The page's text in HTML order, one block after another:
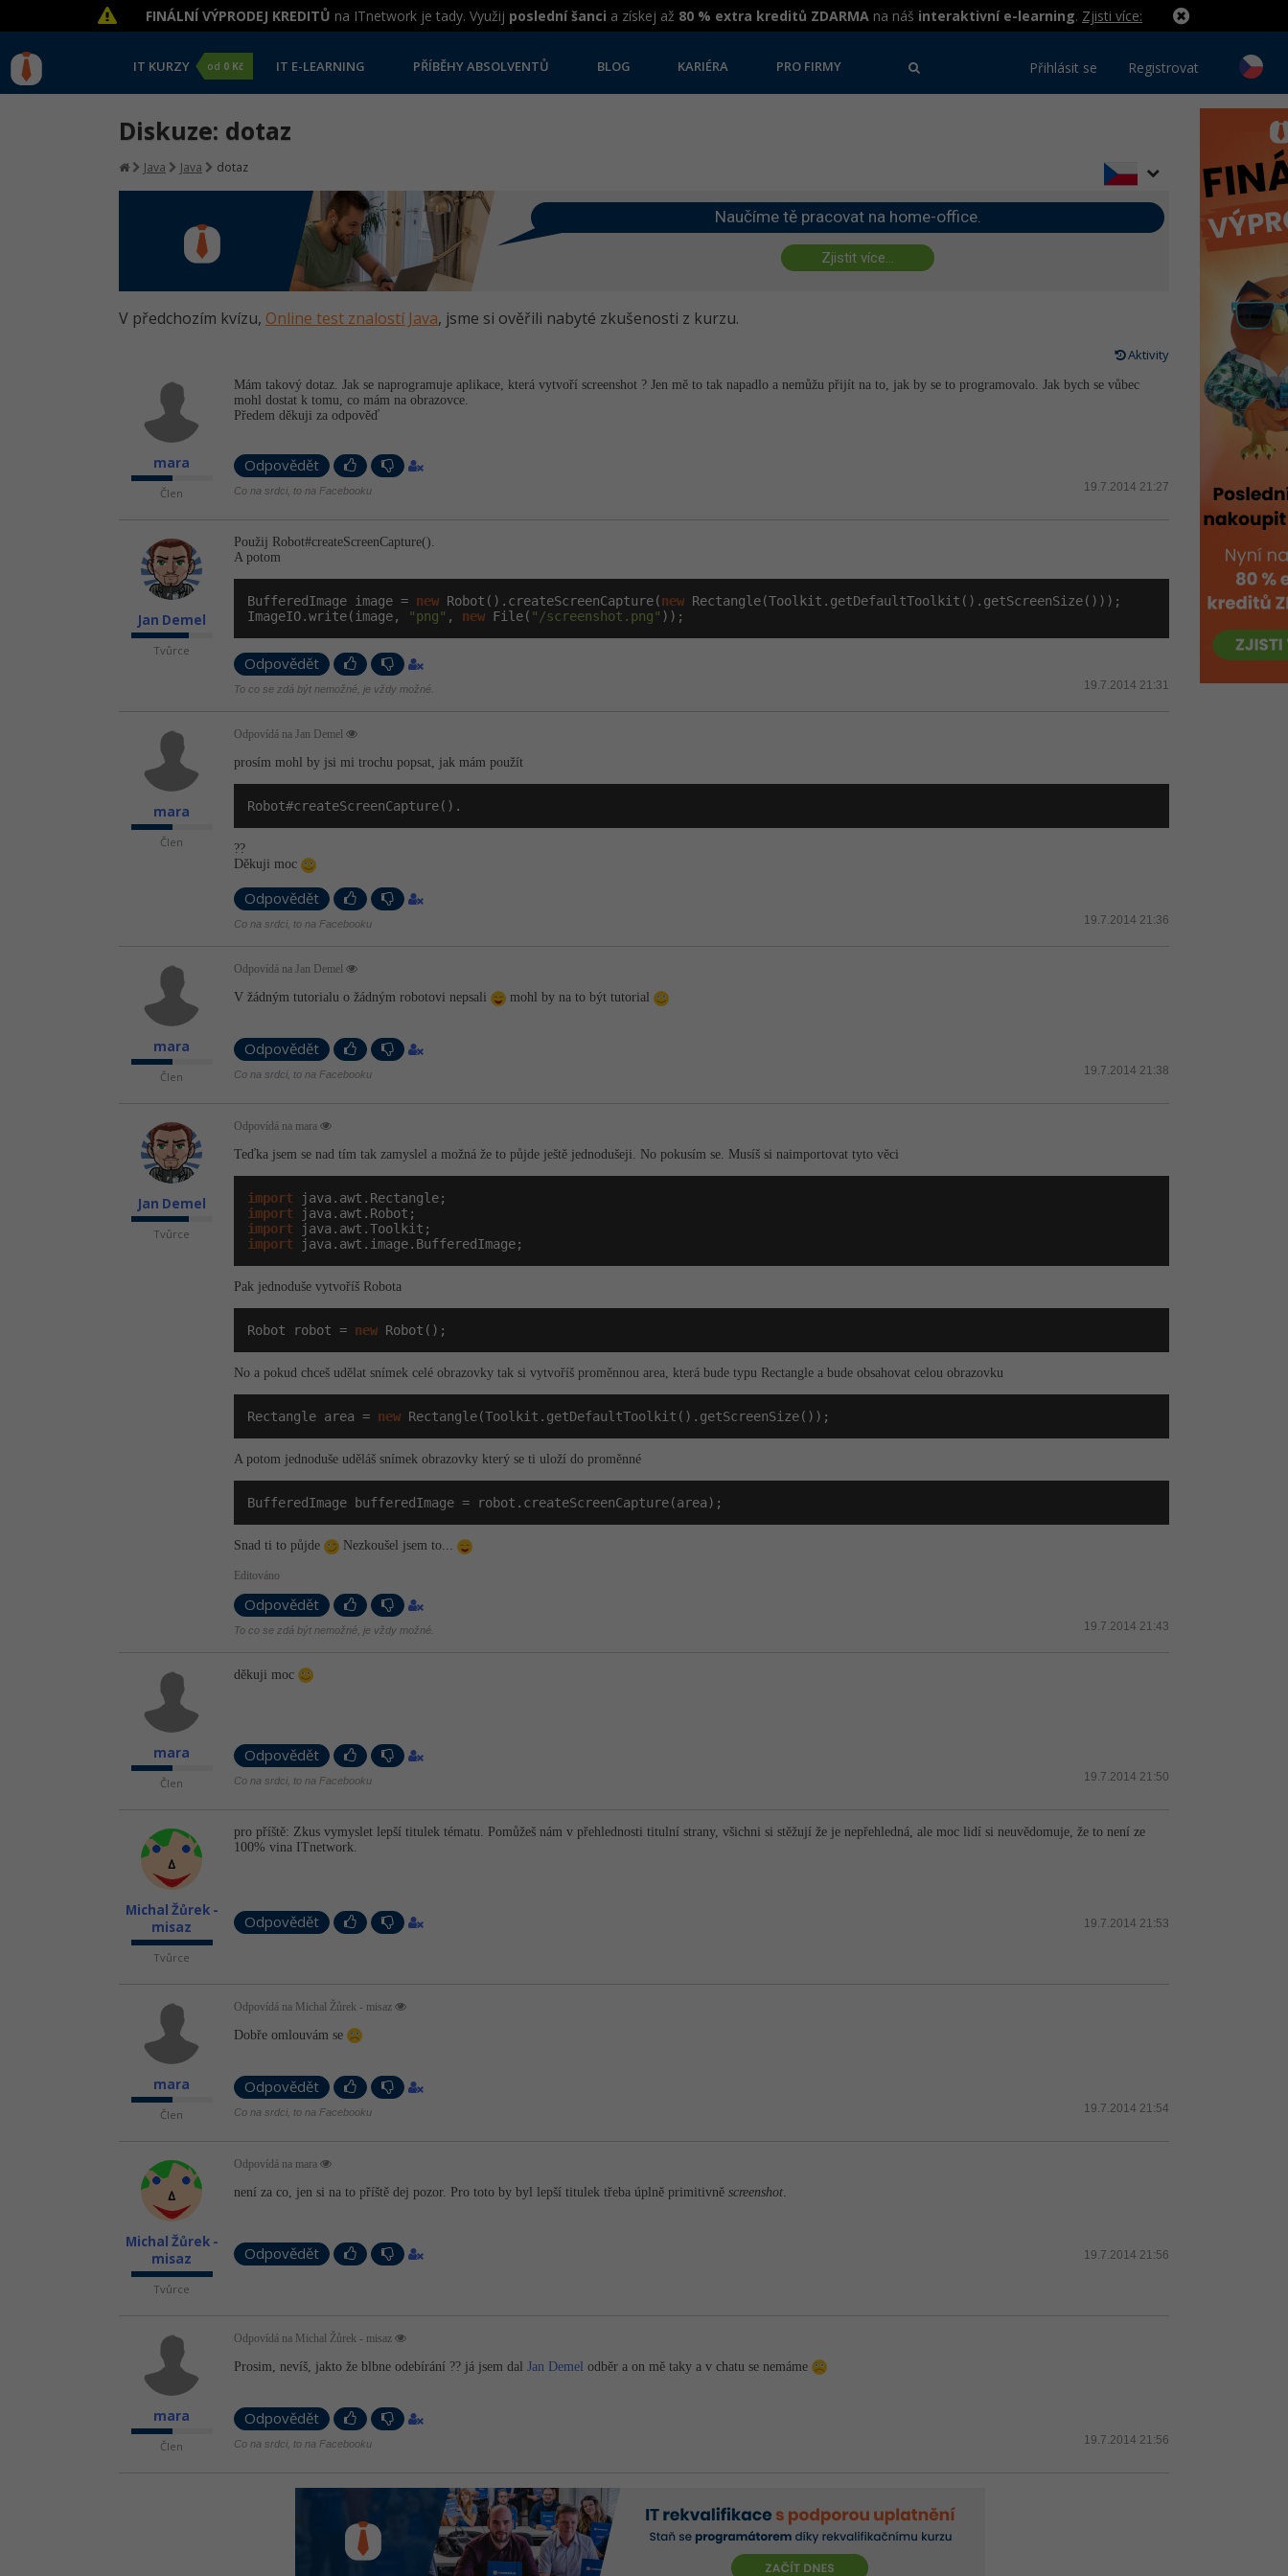
FINÁLNÍ VÝPRODEJ KREDITŮ na ITnetwork je tady. Využij poslední šanci a získej až 80 % extra kreditů ZDARMA na náš interaktivní e-learning. Zjisti více:
IT KURZY od 0 Kč IT E-LEARNING PŘÍBĚHY ABSOLVENTŮ BLOG KARIÉRA PRO FIRMY Přihlásit se Registrovat
Diskuze: dotaz
Java Java dotaz
Naučíme tě pracovat na home-office.
Zjistit více...
V předchozím kvízu, Online test znalostí Java, jsme si ověřili nabyté zkušenosti z kurzu.
Aktivity
mara
Člen
Mám takový dotaz. Jak se naprogramuje aplikace, která vytvoří screenshot ? Jen mě to tak napadlo a nemůžu přijít na to, jak by se to programovalo. Jak bych se vůbec
mohl dostat k tomu, co mám na obrazovce.
Předem děkuji za odpověď
Odpovědět
19.7.2014 21:27
Co na srdci, to na Facebooku
Jan Demel
Tvůrce
Použij Robot#createS­creenCapture().
A potom
BufferedImage image = new Robot().createScreenCapture(new Rectangle(Toolkit.getDefaultToolkit().getScreenSize()));
ImageIO.write(image,
"png" , new File( "/screenshot.png" ));
Odpovědět
19.7.2014 21:31
To co se zdá být nemožné, je vždy možné.
mara
Člen
Odpovídá na Jan Demel
prosím mohl by jsi mi trochu popsat, jak mám použít
Robot#createScreenCapture().
??
Děkuji moc
Odpovědět
19.7.2014 21:36
Co na srdci, to na Facebooku
mara
Člen
Odpovídá na Jan Demel
V žádným tutorialu o žádným robotovi nepsali mohl by na to být tutorial
Odpovědět
19.7.2014 21:38
Co na srdci, to na Facebooku
Jan Demel
Tvůrce
Odpovídá na mara
Teďka jsem se nad tím tak zamyslel a možná že to půjde ještě jednodušeji. No pokusím se. Musíš si naimportovat tyto věci
import
import
import
import java.awt.image.BufferedImage;
Pak jednoduše vytvoříš Robota
Robot robot = new Robot();
No a pokud chceš udělat snímek celé obrazovky tak si vytvoříš proměnnou area, která bude typu Rectangle a bude obsahovat celou obrazovku
Rectangle area = new Rectangle(Toolkit.getDefaultToolkit().getScreenSize());
A potom jednoduše uděláš snímek obrazovky který se ti uloží do proměnné
BufferedImage bufferedImage = robot.createScreenCapture(area);
Snad ti to půjde Nezkoušel jsem to...
Editováno
Odpovědět
19.7.2014 21:43
To co se zdá být nemožné, je vždy možné.
mara
Člen
děkuji moc
Odpovědět
19.7.2014 21:50
Co na srdci, to na Facebooku
Michal Žůrek -
misaz
Tvůrce
pro příště: Zkus vymyslet lepší titulek tématu. Pomůžeš nám v přehlednosti titulní strany, všichni si stěžují že je nepřehledná, ale moc lidí si neuvědomuje, že to není ze
100% vina ITnetwork.
Odpovědět 19.7.2014 21:53
mara
Člen
Odpovídá na Michal Žůrek - misaz
Dobře omlouvám se
Odpovědět
19.7.2014 21:54
Co na srdci, to na Facebooku
Michal Žůrek -
misaz
Tvůrce
Odpovídá na mara
není za co, jen si na to příště dej pozor. Pro toto by byl lepší titulek třeba úplně primitivně screenshot
Odpovědět 19.7.2014 21:56
mara
Člen
Odpovídá na Michal Žůrek - misaz
Prosim, nevíš, jakto že blbne odebírání ?? já jsem dal Jan Demel odběr a on mě taky a v chatu se nemáme
Odpovědět
19.7.2014 21:56
Co na srdci, to na Facebooku